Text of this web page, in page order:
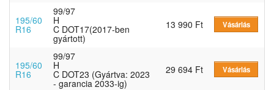
195/60
R16
99/97
H
C DOT17(2017-ben
gyártott)
13 990 Ft Vásárlás
195/60
R16
99/97
H
C DOT23 (Gyártva: 2023
- garancia 2033-ig)
29 694 Ft Vásárlás